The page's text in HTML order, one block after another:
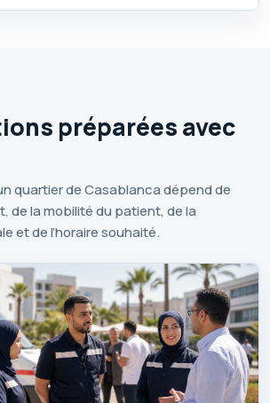
préparées avec
quartier de Casablanca dépend de
de la mobilité du patient, de la
et de l’horaire souhaité.